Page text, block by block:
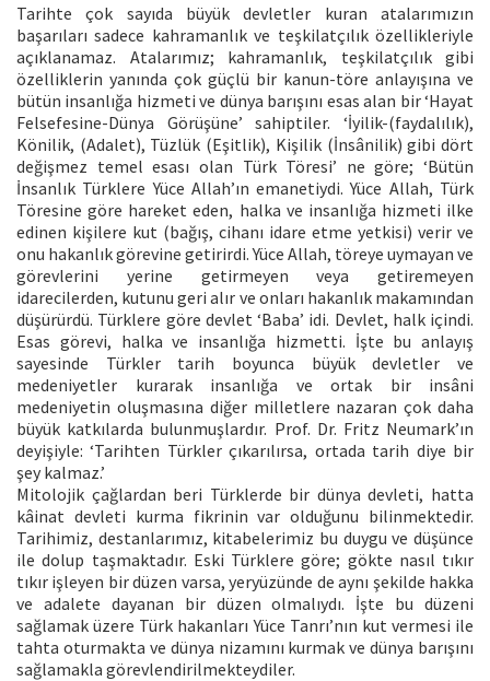
Tarihte çok sayıda büyük devletler kuran atalarımızın
başarıları sadece kahramanlık ve teşkilatçılık özellikleriyle
açıklanamaz. Atalarımız; kahramanlık, teşkilatçılık gibi
özelliklerin yanında çok güçlü bir kanun-töre anlayışına ve
bütün insanlığa hizmeti ve dünya barışını esas alan bir ‘Hayat
Felsefesine-Dünya Görüşüne’ sahiptiler. ‘İyilik-(faydalılık),
Könilik, (Adalet), Tüzlük (Eşitlik), Kişilik (İnsânilik) gibi dört
değişmez temel esası olan Türk Töresi’ ne göre; ‘Bütün
İnsanlık Türklere Yüce Allah’ın emanetiydi. Yüce Allah, Türk
Töresine göre hareket eden, halka ve insanlığa hizmeti ilke
edinen kişilere kut (bağış, cihanı idare etme yetkisi) verir ve
onu hakanlık görevine getirirdi. Yüce Allah, töreye uymayan ve
görevlerini yerine getirmeyen veya getiremeyen
idarecilerden, kutunu geri alır ve onları hakanlık makamından
düşürürdü. Türklere göre devlet ‘Baba’ idi. Devlet, halk içindi.
Esas görevi, halka ve insanlığa hizmetti. İşte bu anlayış
sayesinde Türkler tarih boyunca büyük devletler ve
medeniyetler kurarak insanlığa ve ortak bir insâni
medeniyetin oluşmasına diğer milletlere nazaran çok daha
büyük katkılarda bulunmuşlardır. Prof. Dr. Fritz Neumark’ın
deyişiyle: ‘Tarihten Türkler çıkarılırsa, ortada tarih diye bir
şey kalmaz.’
Mitolojik çağlardan beri Türklerde bir dünya devleti, hatta
kâinat devleti kurma fikrinin var olduğunu bilinmektedir.
Tarihimiz, destanlarımız, kitabelerimiz bu duygu ve düşünce
ile dolup taşmaktadır. Eski Türklere göre; gökte nasıl tıkır
tıkır işleyen bir düzen varsa, yeryüzünde de aynı şekilde hakka
ve adalete dayanan bir düzen olmalıydı. İşte bu düzeni
sağlamak üzere Türk hakanları Yüce Tanrı’nın kut vermesi ile
tahta oturmakta ve dünya nizamını kurmak ve dünya barışını
sağlamakla görevlendirilmekteydiler.